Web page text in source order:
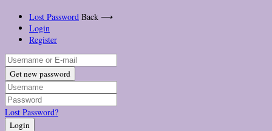
Lost Password Back ⟶
Login
Register
Get new password
Lost Password?
Login